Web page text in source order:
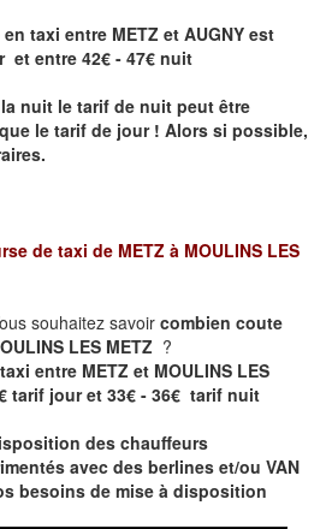
taxi entre METZ et AUGNY est
et entre 42€ - 47€ nuit
nuit le tarif de nuit peut être
le tarif de jour ! Alors si possible,
de taxi de METZ à MOULINS LES
souhaitez savoir combien coute
LES METZ ?
entre METZ et MOULINS LES
tarif jour et 33€ - 36€ tarif nuit
des chauffeurs
avec des berlines et/ou VAN
besoins de mise à disposition